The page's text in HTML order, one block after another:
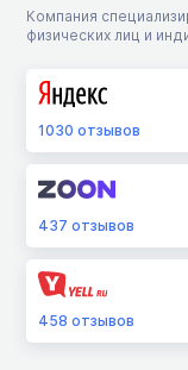
Компания
физических лиц и
1030 отзывов
437 отзывов
458 отзывов